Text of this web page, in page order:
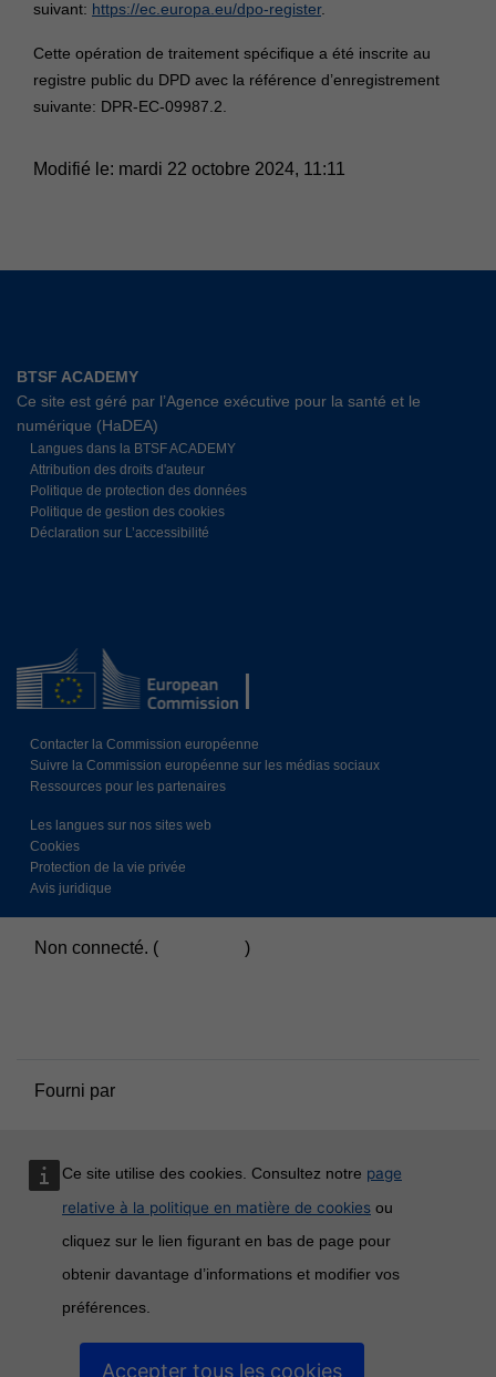
Ce site utilise des cookies. Consultez notre page
relative à la politique en matière de cookies ou
cliquez sur le lien figurant en bas de page pour
obtenir davantage d’informations et modifier vos
préférences.
Accepter tous les cookies
suivant: https://ec.europa.eu/dpo-register.
Cette opération de traitement spécifique a été inscrite au
registre public du DPD avec la référence d’enregistrement
suivante: DPR-EC-09987.2.
Modifié le: mardi 22 octobre 2024, 11:11
BTSF ACADEMY
Ce site est géré par l’Agence exécutive pour la santé et le
numérique (HaDEA)
Langues dans la BTSF ACADEMY
Attribution des droits d'auteur
Politique de protection des données
Politique de gestion des cookies
Déclaration sur L’accessibilité
Contacter la Commission européenne
Suivre la Commission européenne sur les médias sociaux
Ressources pour les partenaires
Les langues sur nos sites web
Cookies
Protection de la vie privée
Avis juridique
Non connecté. (
)
Fourni par